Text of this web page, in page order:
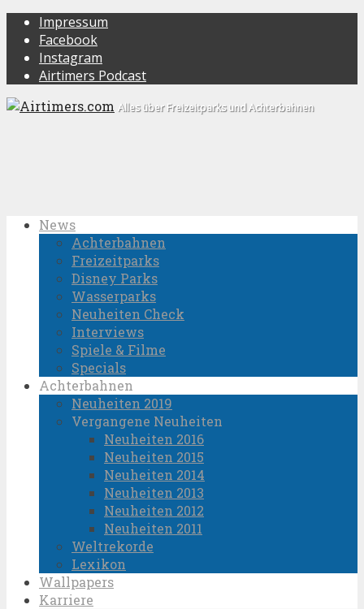
Impressum
Facebook
Instagram
Airtimers Podcast
Alles über Freizeitparks und Achterbahnen
News
Achterbahnen
Freizeitparks
Disney Parks
Wasserparks
Neuheiten Check
Interviews
Spiele & Filme
Specials
Achterbahnen
Neuheiten 2019
Vergangene Neuheiten
Neuheiten 2016
Neuheiten 2015
Neuheiten 2014
Neuheiten 2013
Neuheiten 2012
Neuheiten 2011
Weltrekorde
Lexikon
Wallpapers
Karriere